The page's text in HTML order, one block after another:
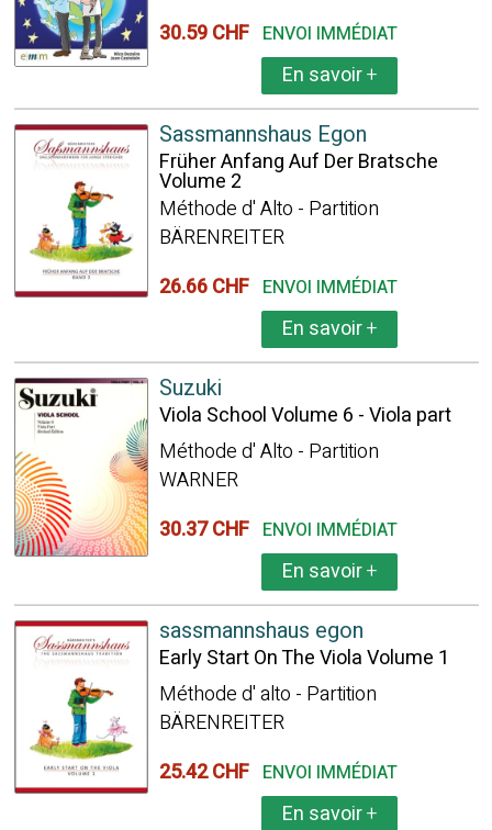
30.59 CHF ENVOI IMMÉDIAT
En savoir+
Sassmannshaus Egon
Früher Anfang Auf Der Bratsche
Volume 2
Méthode d' Alto - Partition
BÄRENREITER
26.66 CHF ENVOI IMMÉDIAT
En savoir+
Suzuki
Viola School Volume 6 - Viola part
Méthode d' Alto - Partition
WARNER
30.37 CHF ENVOI IMMÉDIAT
En savoir+
sassmannshaus egon
Early Start On The Viola Volume 1
Méthode d' alto - Partition
BÄRENREITER
25.42 CHF ENVOI IMMÉDIAT
En savoir+